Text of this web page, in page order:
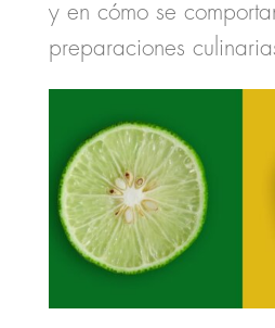
y en cómo se
preparaciones